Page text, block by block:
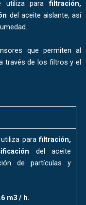
utiliza para filtración,
del aceite aislante, así
que permiten al
través de los filtros y el
para filtración,
del aceite
de partículas y
m3 / h.